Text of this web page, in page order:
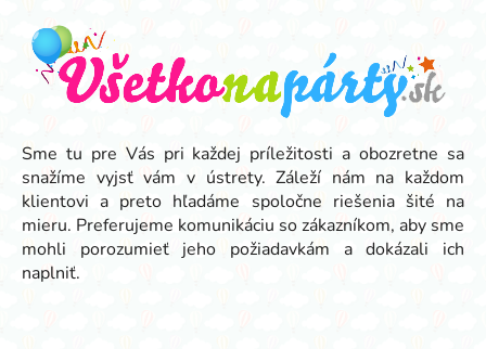
Sme tu pre Vás pri každej príležitosti a obozretne sa
snažíme vyjsť vám v ústrety. Záleží nám na každom
klientovi a preto hľadáme spoločne riešenia šité na
mieru. Preferujeme komunikáciu so zákazníkom, aby sme
mohli porozumieť jeho požiadavkám a dokázali ich
naplniť.